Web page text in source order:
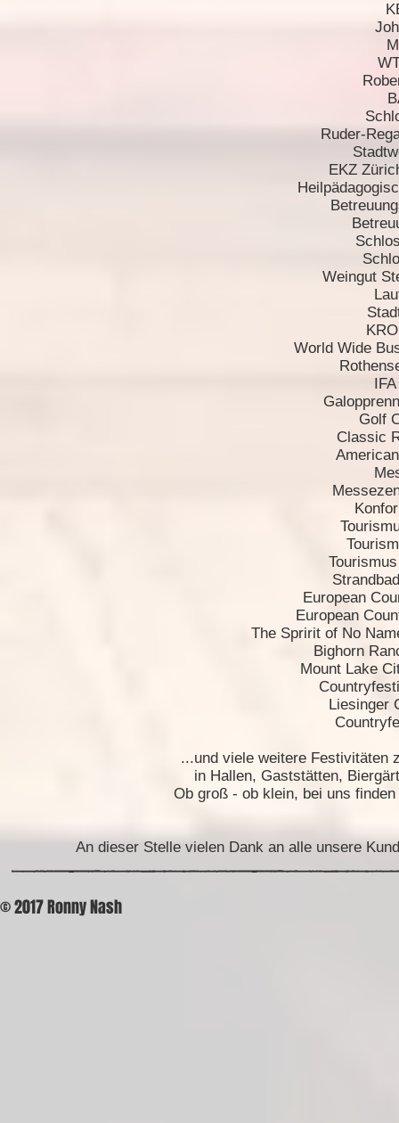
Ruder-
EKZ
Weingut
World Wide
Golf
Classic
European
European
The Spririt of No
Bighorn
Mount Lake
Liesinger
...und viele weitere Festivitäten
in Hallen, Gaststätten,
Ob groß - ob klein, bei uns
An dieser Stelle vielen Dank an alle unsere
© 2017 Ronny Nash